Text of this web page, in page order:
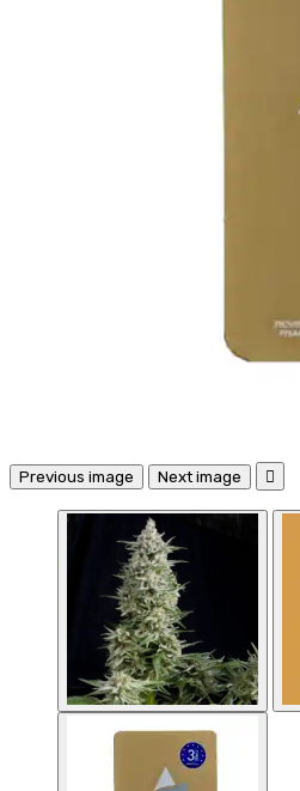
Previous image Next image 